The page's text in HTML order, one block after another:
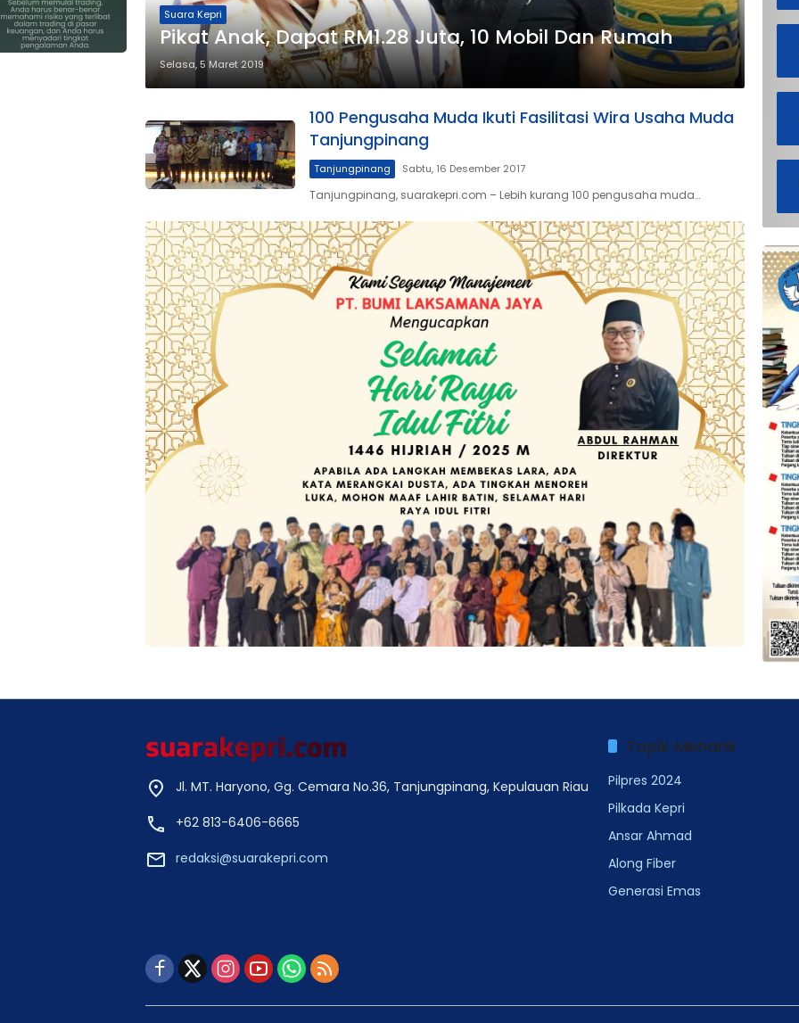
Suara Kepri
Pikat Anak, Dapat RM1.28 Juta, 10 Mobil Dan Rumah
Selasa, 5 Maret 2019
100 Pengusaha Muda Ikuti Fasilitasi Wira Usaha Muda
Tanjungpinang
Tanjungpinang Sabtu, 16 Desember 2017
Tanjungpinang, suarakepri.com – Lebih kurang 100 pengusaha muda…
Jl. MT. Haryono, Gg. Cemara No.36, Tanjungpinang, Kepulauan Riau
+62 813-6406-6665
redaksi@suarakepri.com
Topik Menarik
Pilpres 2024
Pilkada Kepri
Ansar Ahmad
Along Fiber
Generasi Emas